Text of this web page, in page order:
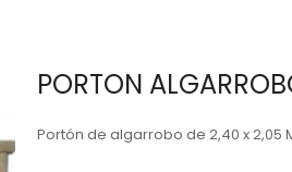
PORTON
Portón de algarrobo de 2,40 x 2,05